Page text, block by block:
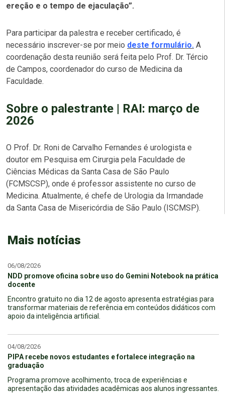
ereção e o tempo de ejaculação”.
Para participar da palestra e receber certificado, é
necessário inscrever-se por meio deste formulário. A
coordenação desta reunião será feita pelo Prof. Dr. Tércio
de Campos, coordenador do curso de Medicina da
Faculdade.
Sobre o palestrante | RAI: março de
2026
O Prof. Dr. Roni de Carvalho Fernandes é urologista e
doutor em Pesquisa em Cirurgia pela Faculdade de
Ciências Médicas da Santa Casa de São Paulo
(FCMSCSP), onde é professor assistente no curso de
Medicina. Atualmente, é chefe de Urologia da Irmandade
da Santa Casa de Misericórdia de São Paulo (ISCMSP).
Mais notícias
06/08/2026
NDD promove oficina sobre uso do Gemini Notebook na prática
docente
Encontro gratuito no dia 12 de agosto apresenta estratégias para
transformar materiais de referência em conteúdos didáticos com
apoio da inteligência artificial.
04/08/2026
PIPA recebe novos estudantes e fortalece integração na
graduação
Programa promove acolhimento, troca de experiências e
apresentação das atividades acadêmicas aos alunos ingressantes.